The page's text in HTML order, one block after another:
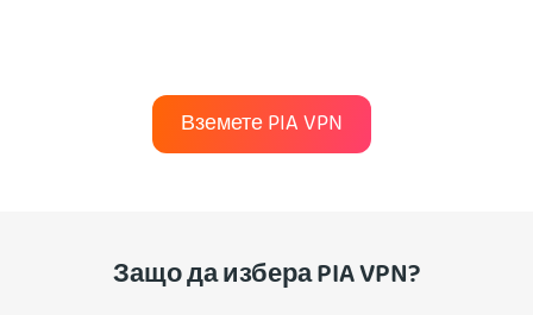
Вземете PIA VPN
Защо да избера PIA VPN?